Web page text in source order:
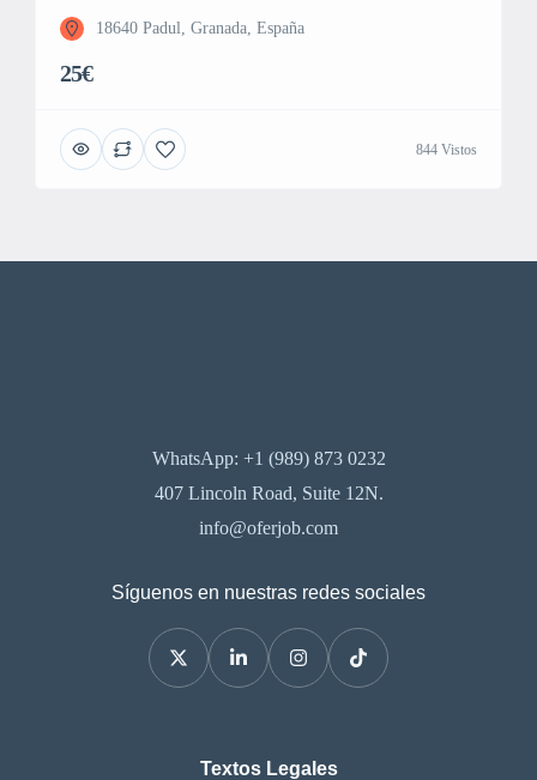
18640 Padul, Granada, España
25€
844 Vistos
WhatsApp: +1 (989) 873 0232
407 Lincoln Road, Suite 12N.
info@oferjob.com
Síguenos en nuestras redes sociales
Textos Legales